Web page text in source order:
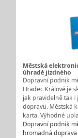
Městská
úhradě jízdného
Dopravní podnik
Hradec Králové je
jak pravidelně tak i
dopravu. Městská
karta. Výhodné
Dopravní podnik
hromadná doprava